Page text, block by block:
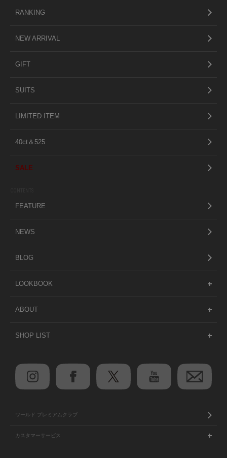
RANKING
NEW ARRIVAL
GIFT
SUITS
LIMITED ITEM
40ct＆525
SALE
FEATURE
NEWS
BLOG
LOOKBOOK
ABOUT
SHOP LIST
ワールド プレミアムクラブ
カスタマーサービス